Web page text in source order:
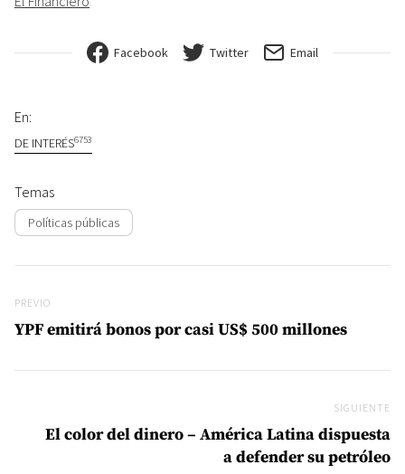
Facebook Twitter Email
En:
DE INTERÉS6753
Temas
Políticas públicas
Previo
PREVIO
YPF emitirá bonos por casi US$ 500 millones
SIGUIENTE
El color del dinero – América Latina dispuesta
a defender su petróleo